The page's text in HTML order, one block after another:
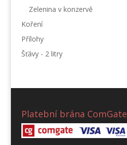
Zelenina v konzervě
Koření
Přílohy
Šťávy - 2 litry
Platební brána ComGate